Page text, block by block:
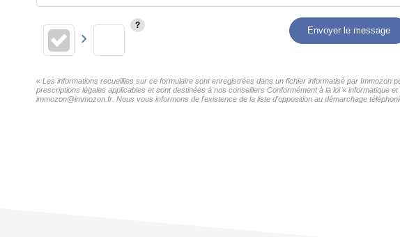
Envoyer le message
« Les informations recueillies sur ce formulaire sont enregistrées dans un fichier informatisé par
prescriptions légales applicables et sont destinées à nos conseillers Conformément à la loi «
immozon@immozon.fr. Nous vous informons de l'existence de la liste d'opposition au démarchage